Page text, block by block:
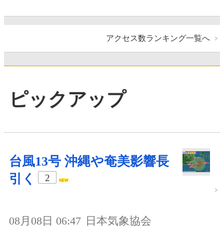
アクセス数ランキング一覧へ
ピックアップ
台風13号 沖縄や奄美影響長
引く
2
08月08日 06:47 日本気象協会